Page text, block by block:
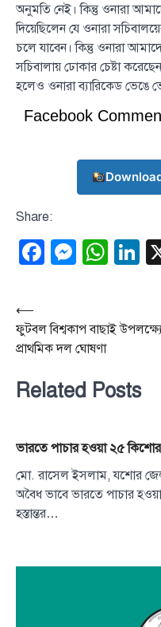
অনুমতি নেই। কিন্তু ওনারা
দিয়েছিলেন যে ওনারা
চলে যাবেন। কিন্তু ওনারা
সচিবালায় ঢোকার চেষ্টা
হলেও ওনারা ব্যারিকেড ভেঙে
Facebook
Share:
Facebook
Post
navigation
⟵
ফুটবল বিশ্বকাপ বাছাই
প্রাথমিক দল ঘোষণা
Related Posts
ভারতে পাচার হওয়া ২৫
মো. রাসেল ইসলাম, যশোর জেলা
অবৈধ ভাবে ভারতে পাচার
হস্তান্তর…